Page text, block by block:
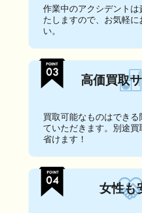
作業中のアクシデント
たしますので、お気軽に
い。
高価買取
買取可能なものはでき
ていただきます。別途
省けます！
女性も